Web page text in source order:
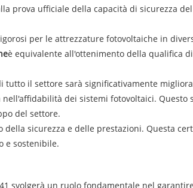
prova ufficiale della capacità di sicurezza
per le attrezzature fotovoltaiche in
è equivalente all'ottenimento della qualifica
il settore sarà significativamente
dei sistemi fotovoltaici. Questo
del settore.
sicurezza e delle prestazioni. Questa
e sostenibile.
svolgerà un ruolo fondamentale nel